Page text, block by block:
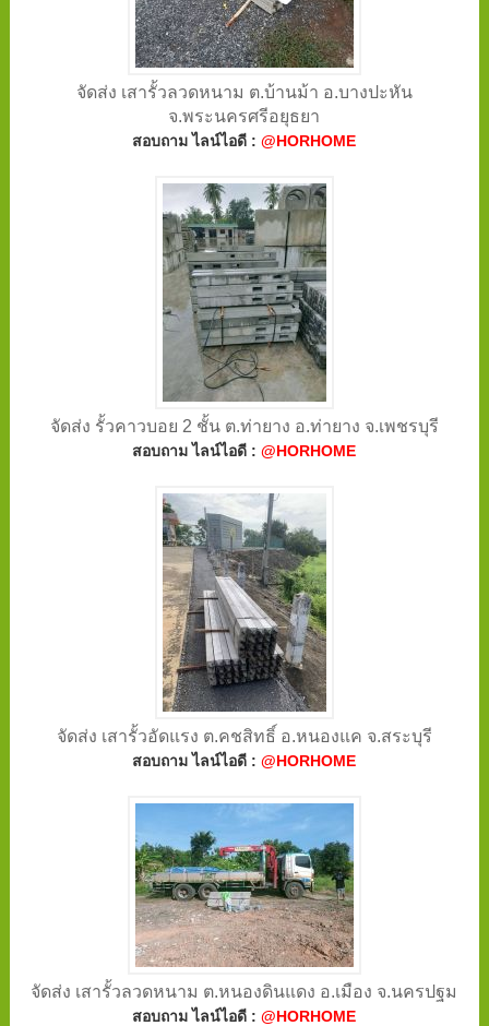
จัดส่ง เสารั้วลวดหนาม ต.บ้านม้า อ.บางปะหัน
จ.พระนครศรีอยุธยา
สอบถาม ไลน์ไอดี :@HORHOME
จัดส่ง รั้วคาวบอย 2 ชั้น ต.ท่ายาง อ.ท่ายาง จ.เพชรบุรี
สอบถาม ไลน์ไอดี :@HORHOME
จัดส่ง เสารั้วอัดแรง ต.คชสิทธิ์ อ.หนองแค จ.สระบุรี
สอบถาม ไลน์ไอดี :@HORHOME
จัดส่ง เสารั้วลวดหนาม ต.หนองดินแดง อ.เมือง จ.นครปฐม
สอบถาม ไลน์ไอดี :@HORHOME